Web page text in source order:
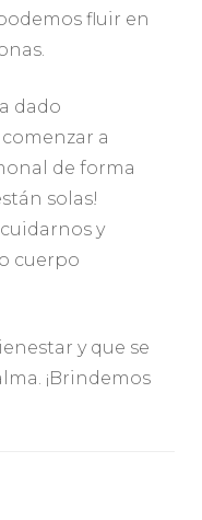
fluir en
dado
a
de forma
solas!
y
cuerpo
y que se
¡Brindemos